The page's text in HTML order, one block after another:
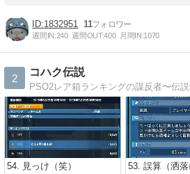
1832951 11
週間IN:240 週間OUT:400 月間IN:1070
2
コハク伝説
PSO2レア箱ランキングの謀反者〜伝
54. 見っけ（笑） 53. 誤算（洒落